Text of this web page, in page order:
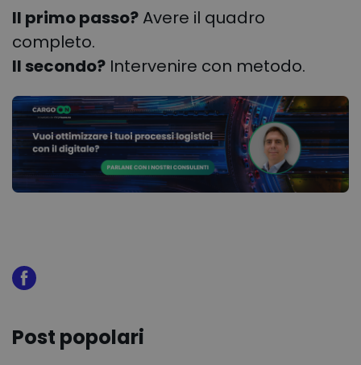
Il primo passo? Avere il quadro
completo.
Il secondo? Intervenire con metodo.
Post popolari